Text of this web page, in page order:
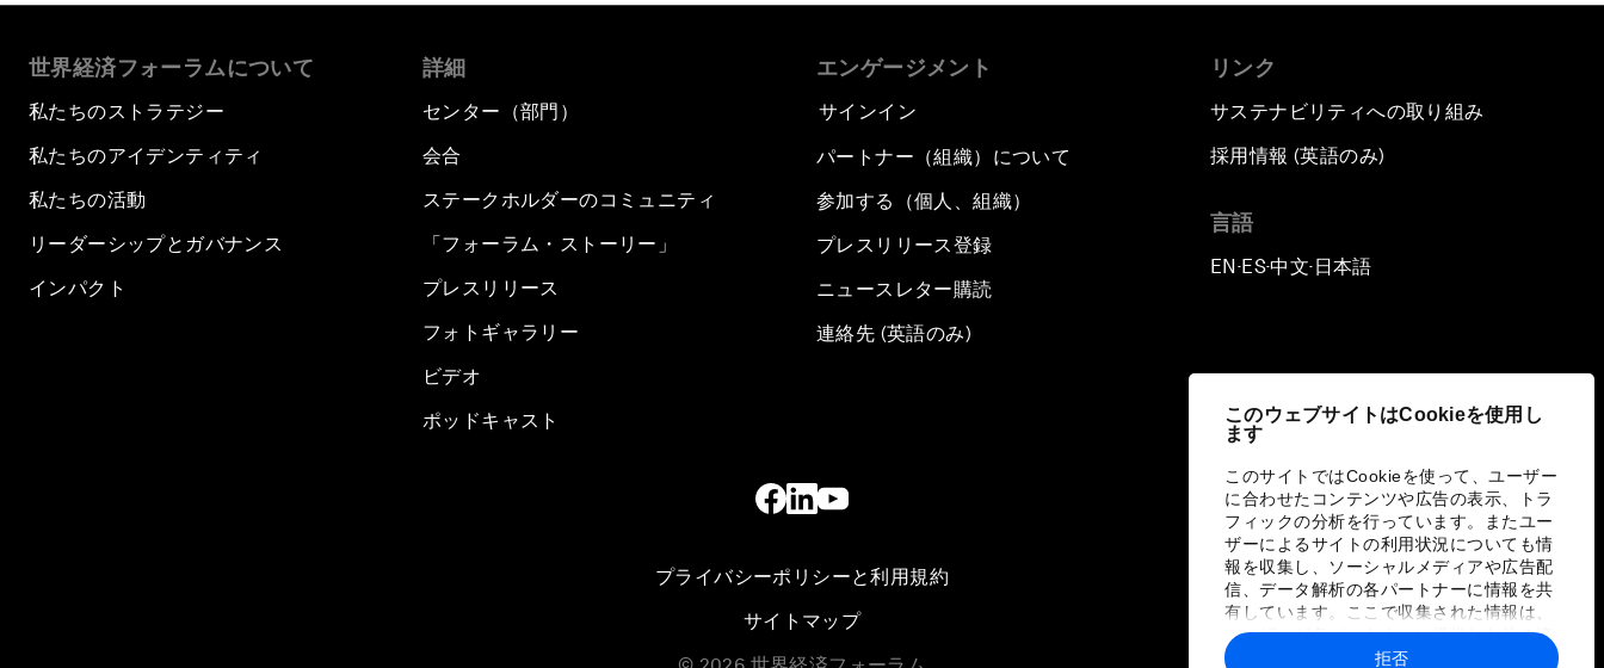
このウェブサイトはCookieを使用し
ます
このサイトではCookieを使って、ユーザー
に合わせたコンテンツや広告の表示、トラ
フィックの分析を行っています。またユー
ザーによるサイトの利用状況についても情
報を収集し、ソーシャルメディアや広告配
信、データ解析の各パートナーに情報を共
有しています。ここで収集された情報は、
ユーザーが各パートナーに提供した他の情
報や各パートナーのサービスを使用した際
拒否
世界経済フォーラムについて
私たちのストラテジー
私たちのアイデンティティ
私たちの活動
リーダーシップとガバナンス
インパクト
詳細
センター（部門）
会合
ステークホルダーのコミュニティ
「フォーラム・ストーリー」
プレスリリース
フォトギャラリー
ビデオ
ポッドキャスト
エンゲージメント
サインイン
パートナー（組織）について
参加する（個人、組織）
プレスリリース登録
ニュースレター購読
連絡先 (英語のみ)
リンク
サステナビリティへの取り組み
採用情報 (英語のみ)
言語
EN ▪ES▪中文▪ 日本語
プライバシーポリシーと利用規約
サイトマップ